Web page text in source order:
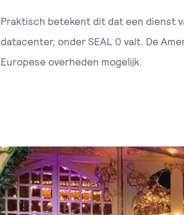
Praktisch betekent dit dat een dienst
datacenter, onder SEAL 0 valt. De
Europese overheden mogelijk.